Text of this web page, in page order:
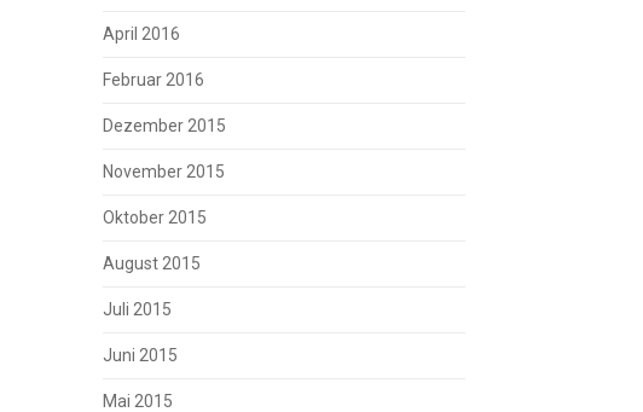
April 2016
Februar 2016
Dezember 2015
November 2015
Oktober 2015
August 2015
Juli 2015
Juni 2015
Mai 2015